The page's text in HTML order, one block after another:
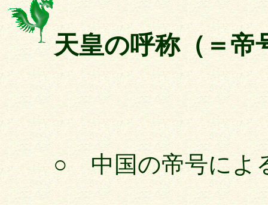
天皇の呼称（＝帝
○ 中国の帝号によ